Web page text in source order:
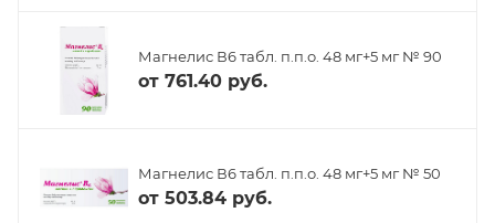
Магнелис В6 табл. п.п.о. 48 мг+5 мг № 90
от 761.40 руб.
Магнелис В6 табл. п.п.о. 48 мг+5 мг № 50
от 503.84 руб.